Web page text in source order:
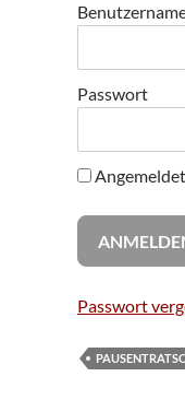
Passwort
Passwort